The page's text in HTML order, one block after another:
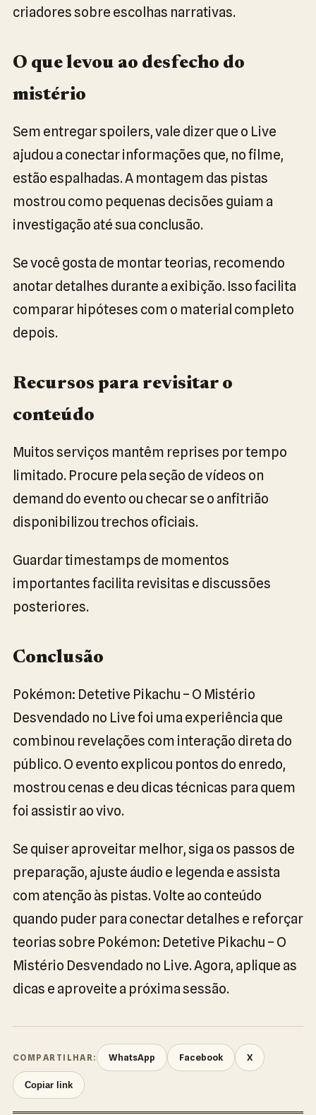
criadores sobre escolhas narrativas.
O que levou ao desfecho do
mistério
Sem entregar spoilers, vale dizer que o Live
ajudou a conectar informações que, no filme,
estão espalhadas. A montagem das pistas
mostrou como pequenas decisões guiam a
investigação até sua conclusão.
Se você gosta de montar teorias, recomendo
anotar detalhes durante a exibição. Isso facilita
comparar hipóteses com o material completo
depois.
Recursos para revisitar o
conteúdo
Muitos serviços mantêm reprises por tempo
limitado. Procure pela seção de vídeos on
demand do evento ou checar se o anfitrião
disponibilizou trechos oficiais.
Guardar timestamps de momentos
importantes facilita revisitas e discussões
posteriores.
Conclusão
Pokémon: Detetive Pikachu – O Mistério
Desvendado no Live foi uma experiência que
combinou revelações com interação direta do
público. O evento explicou pontos do enredo,
mostrou cenas e deu dicas técnicas para quem
foi assistir ao vivo.
Se quiser aproveitar melhor, siga os passos de
preparação, ajuste áudio e legenda e assista
com atenção às pistas. Volte ao conteúdo
quando puder para conectar detalhes e reforçar
teorias sobre Pokémon: Detetive Pikachu – O
Mistério Desvendado no Live. Agora, aplique as
dicas e aproveite a próxima sessão.
COMPARTILHAR: WhatsApp Facebook X
Copiar link